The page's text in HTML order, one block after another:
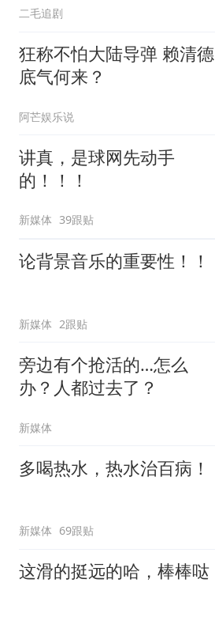
二毛追剧
狂称不怕大陆导弹 赖清德
底气何来？
阿芒娱乐说
讲真，是球网先动手
的！！！
新媒体 39跟贴
论背景音乐的重要性！！
新媒体 2跟贴
旁边有个抢活的…怎么
办？人都过去了？
新媒体
多喝热水，热水治百病！
新媒体 69跟贴
这滑的挺远的哈，棒棒哒